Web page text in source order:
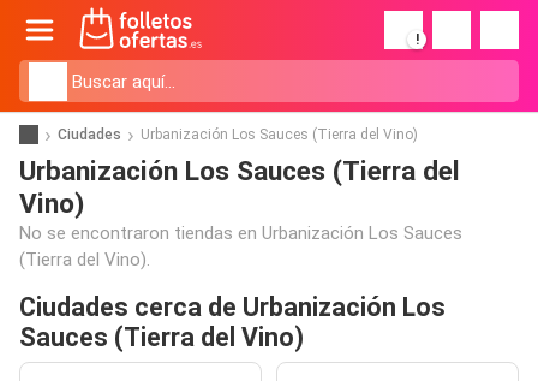
!
Ciudades Urbanización Los Sauces (Tierra del Vino)
Urbanización Los Sauces (Tierra del
Vino)
No se encontraron tiendas en Urbanización Los Sauces
(Tierra del Vino).
Ciudades cerca de Urbanización Los
Sauces (Tierra del Vino)